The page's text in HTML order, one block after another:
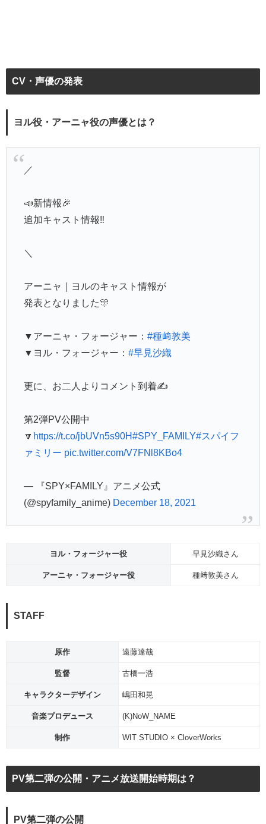
CV・声優の発表
ヨル役・アーニャ役の声優とは？
／
📣新情報🎉
追加キャスト情報‼️
＼
アーニャ｜ヨルのキャスト情報が
発表となりました🎊
▼アーニャ・フォージャー： #種﨑敦美
▼ヨル・フォージャー： #早見沙織
更に、お二人よりコメント到着✍️
第2弾PV公開中
🔽 https://t.co/jbUVn5s90H#SPY_FAMILY#スパイフ
ァミリー pic.twitter.com/V7FNl8KBo4
— 『SPY×FAMILY』アニメ公式
(@spyfamily_anime) December 18, 2021
ヨル・フォージャー役 早見沙織さん
アーニャ・フォージャー役 種﨑敦美さん
STAFF
原作 遠藤達哉
監督 古橋一浩
キャラクターデザイン 嶋田和晃
音楽プロデュース (K)NoW_NAME
制作 WIT STUDIO × CloverWorks
PV第二弾の公開・アニメ放送開始時期は？
PV第二弾の公開